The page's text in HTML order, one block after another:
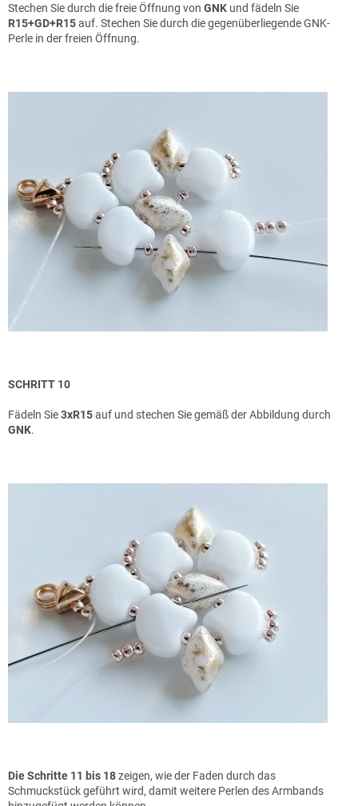
Stechen Sie durch die freie Öffnung von GNK und fädeln Sie
R15+GD+R15auf. Stechen Sie durch die gegenüberliegende GNK-
Perle in der freien Öffnung.
SCHRITT 10
Fädeln Sie3xR15auf und stechen Sie gemäß der Abbildung durch
GNK.
Die Schritte 11 bis 18zeigen, wie der Faden durch das
Schmuckstück geführt wird, damit weitere Perlen des Armbands